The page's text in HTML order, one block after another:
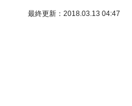
最終更新：2018.03.13 04:47